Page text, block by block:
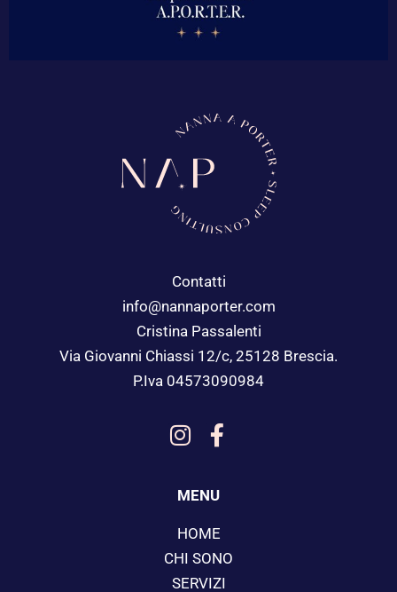
Contatti
info@nannaporter.com
Cristina Passalenti
Via Giovanni Chiassi 12/c, 25128 Brescia.
P.Iva 04573090984
MENU
HOME
CHI SONO
SERVIZI